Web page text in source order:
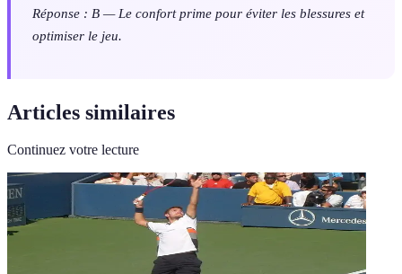
Réponse : B — Le confort prime pour éviter les blessures et
optimiser le jeu.
Articles similaires
Continuez votre lecture